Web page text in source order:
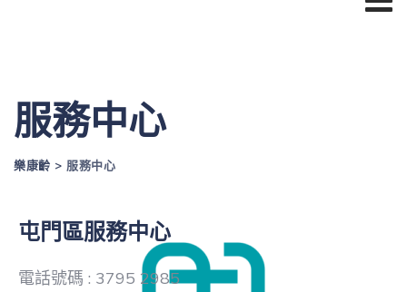
服務中心
樂康齡 > 服務中心
屯門區服務中心
電話號碼 : 3795 2985